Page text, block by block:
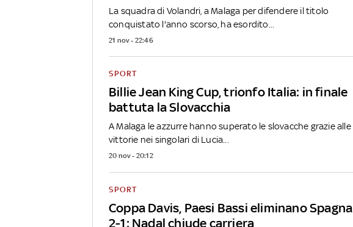
La squadra di Volandri, a Malaga per difendere il titolo
conquistato l'anno scorso, ha esordito...
21 nov - 22:46
Billie Jean King Cup, trionfo Italia: in finale
battuta la Slovacchia
SPORT
A Malaga le azzurre hanno superato le slovacche grazie alle
vittorie nei singolari di Lucia...
20 nov - 20:12
Coppa Davis, Paesi Bassi eliminano Spagna
2-1: Nadal chiude carriera
SPORT